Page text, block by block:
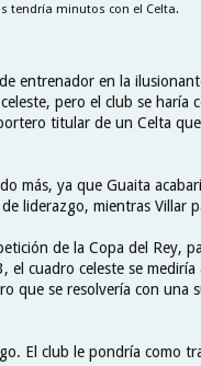
tendría minutos con el Celta.
entrenador en la
pero el club se haría
titular de un Celta
más, ya que Guaita
liderazgo, mientras Villar
de la Copa del Rey,
el cuadro celeste se mediría
que se resolvería con una
El club le pondría como